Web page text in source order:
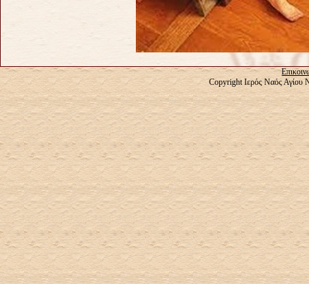
Copyright Ιερός Ναός Αγίου